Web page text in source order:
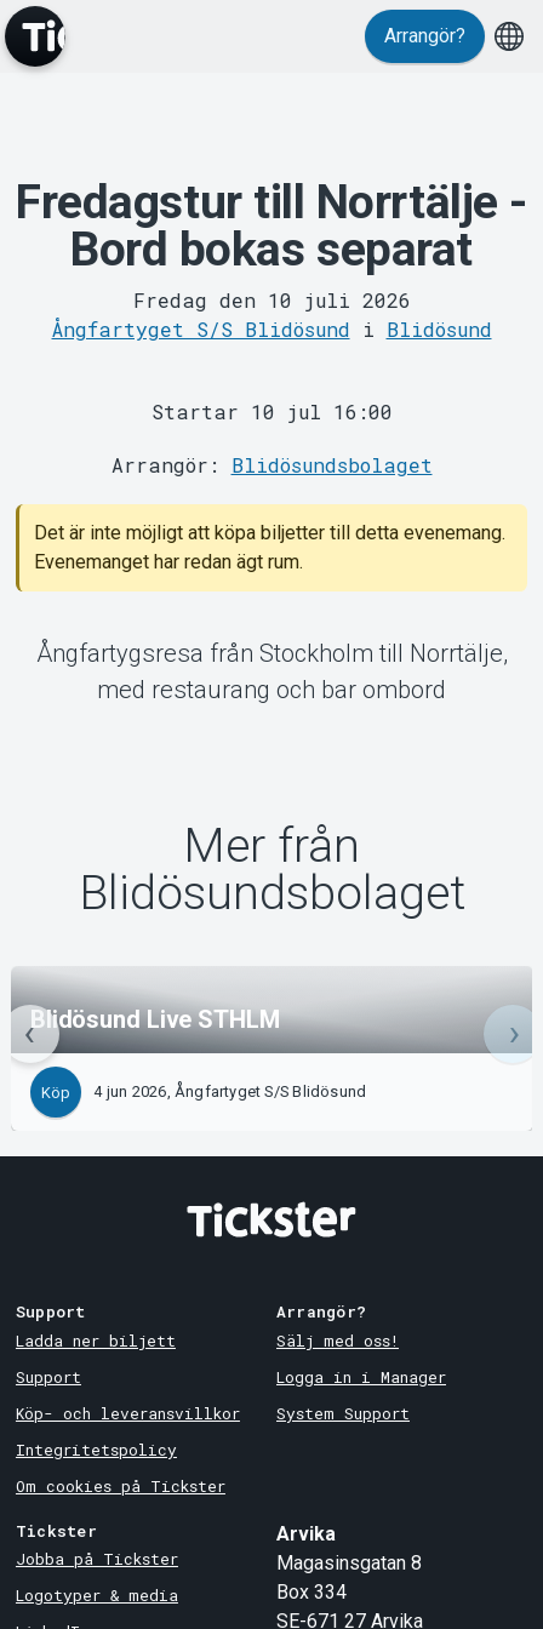
Support
Om Tickster
Arrangör?
Fredagstur till Norrtälje -
Bord bokas separat
Fredag den 10 juli 2026
Ångfartyget S/S Blidösund i Blidösund
Startar 10 jul 16:00
Arrangör: Blidösundsbolaget
Det är inte möjligt att köpa biljetter till detta evenemang.
Evenemanget har redan ägt rum.
Ångfartygsresa från Stockholm till Norrtälje,
med restaurang och bar ombord
Mer från
Blidösundsbolaget
Blidösund Live STHLM
Köp 4 jun 2026, Ångfartyget S/S Blidösund
Support
Ladda ner biljett
Support
Köp- och leveransvillkor
Integritetspolicy
Om cookies på Tickster
Arrangör?
Sälj med oss!
Logga in i Manager
System Support
Tickster
Jobba på Tickster
Logotyper & media
Arvika
Magasinsgatan 8
Box 334
SE-671 27 Arvika